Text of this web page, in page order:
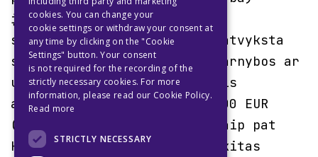
įsijungia priešgaisrinė
signalizacija, o į Objektą atvyksta
saugos tarnyba, gelbėjimo tarnybos ar
ugniagesiai, Klientas tokiais
atvejais privalo sumokėti 100 EUR
(vieno šimto eurų) baudą, taip pat
Klientas privalo atlyginti kitas
cookies. You can change your
cookie settings or withdraw your consent at
any time by clicking on the "Cookie
Settings" button. Your consent
is not required for the recording of the
strictly necessary cookies. For more
information, please read our Cookie Policy.
Read more
STRICTLY NECESSARY